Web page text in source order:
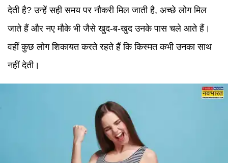
देती है? उन्हें सही समय पर नौकरी मिल जाती है, अच्छे लोग मिल
जाते हैं और नए मौके भी जैसे खुद-ब-खुद उनके पास चले आते हैं।
वहीं कुछ लोग शिकायत करते रहते हैं कि किस्मत कभी उनका साथ
नहीं देती।